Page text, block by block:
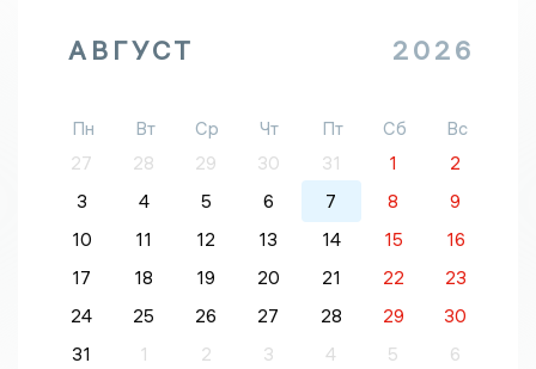
АВГУСТ 2026
Пн Вт Ср Чт Пт Сб
Вс
27
28 29 30 31 1
2
3
4 5 6 7 8
9
10
11 12 13 14 15
16
17
18 19 20 21 22
23
24
25 26 27 28 29
30
31
1 2 3 4 5 6